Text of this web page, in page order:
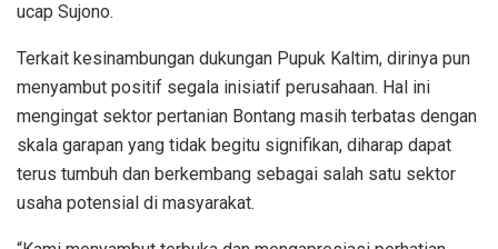
ucap Sujono.
Terkait kesinambungan dukungan Pupuk Kaltim, dirinya pun
menyambut positif segala inisiatif perusahaan. Hal ini
mengingat sektor pertanian Bontang masih terbatas dengan
skala garapan yang tidak begitu signifikan, diharap dapat
terus tumbuh dan berkembang sebagai salah satu sektor
usaha potensial di masyarakat.